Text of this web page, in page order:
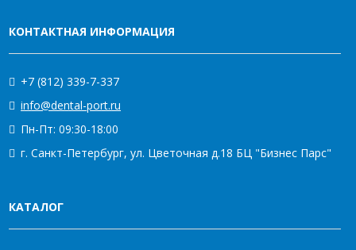
КОНТАКТНАЯ ИНФОРМАЦИЯ
+7 (812) 339-7-337
info@dental-port.ru
Пн-Пт: 09:30-18:00
г. Санкт-Петербург, ул. Цветочная д.18 БЦ "Бизнес Парс"
КАТАЛОГ